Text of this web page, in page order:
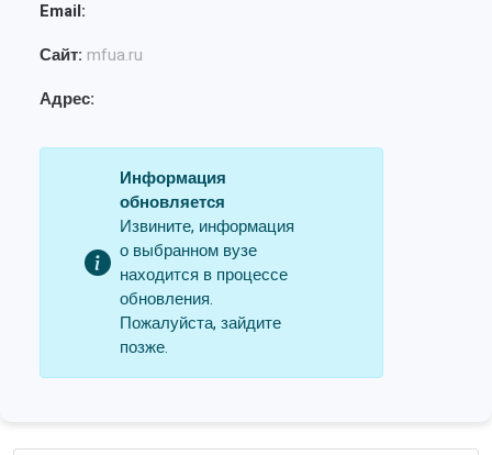
Email:
Сайт: mfua.ru
Адрес:
Информация
обновляется
Извините, информация
о выбранном вузе
находится в процессе
обновления.
Пожалуйста, зайдите
позже.